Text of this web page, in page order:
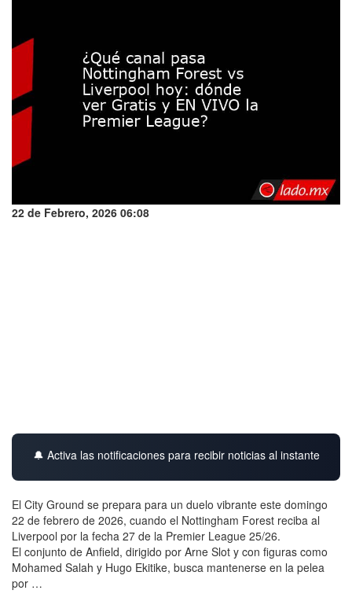
22 de Febrero, 2026 06:08
🔔 Activa las notificaciones para recibir noticias al instante
El City Ground se prepara para un duelo vibrante este domingo
22 de febrero de 2026, cuando el Nottingham Forest reciba al
Liverpool por la fecha 27 de la Premier League 25/26.
El conjunto de Anfield, dirigido por Arne Slot y con figuras como
Mohamed Salah y Hugo Ekitike, busca mantenerse en la pelea
por …